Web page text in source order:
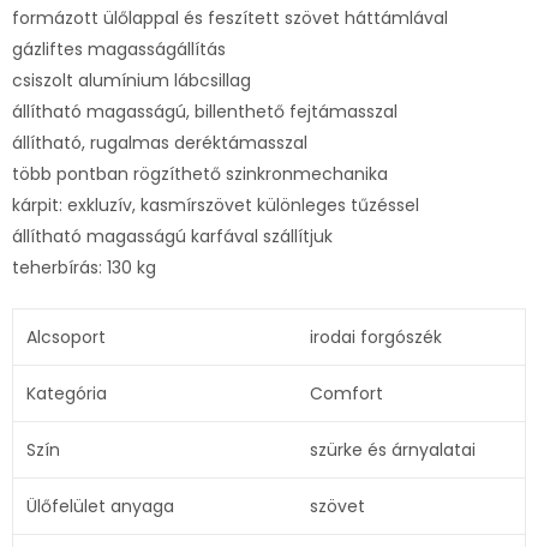
formázott ülőlappal és feszített szövet háttámlával
gázliftes magasságállítás
csiszolt alumínium lábcsillag
állítható magasságú, billenthető fejtámasszal
állítható, rugalmas deréktámasszal
több pontban rögzíthető szinkronmechanika
kárpit: exkluzív, kasmírszövet különleges tűzéssel
állítható magasságú karfával szállítjuk
teherbírás: 130 kg
Alcsoport irodai forgószék
Kategória Comfort
Szín szürke és árnyalatai
Ülőfelület anyaga szövet